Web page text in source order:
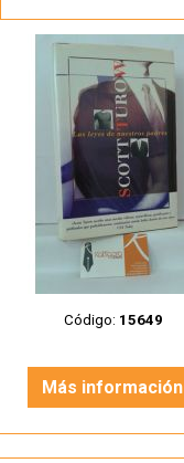
Código: 15649
Más información